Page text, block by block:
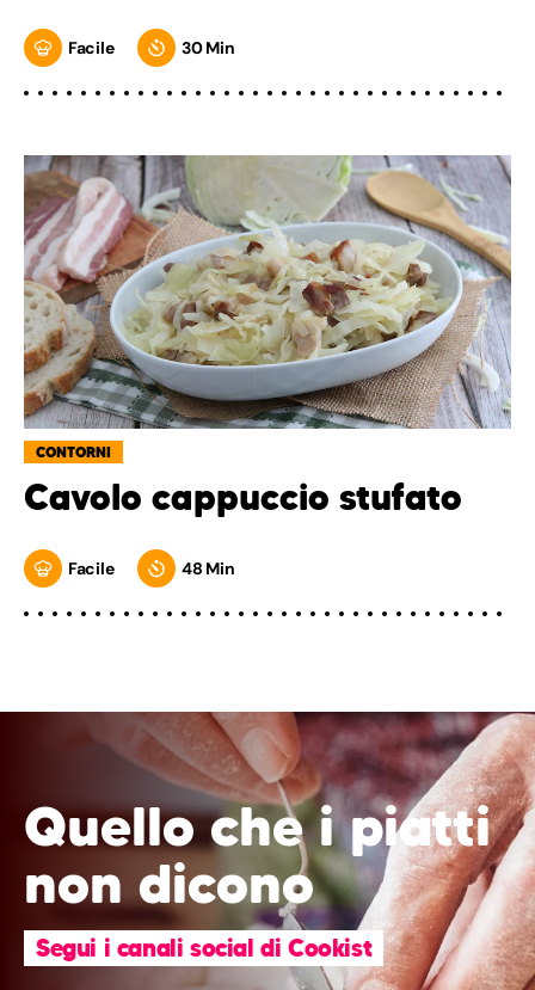
Facile 30 Min
CONTORNI
Cavolo cappuccio stufato
Facile 48 Min
Quello che i piatti
non dicono
Segui i canali social di Cookist